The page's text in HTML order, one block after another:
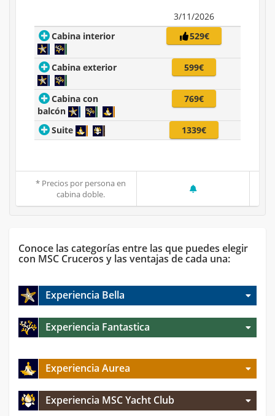
3/11/2026
Cabina interior
529€
Cabina exterior 599€
Cabina con
balcón
769€
Suite 1339€
* Precios por persona en
cabina doble.
Conoce las categorías entre las que puedes elegir
con MSC Cruceros y las ventajas de cada una:
Experiencia Bella
Experiencia Fantastica
Experiencia Aurea
Experiencia MSC Yacht Club